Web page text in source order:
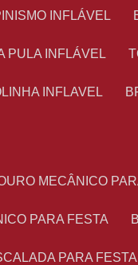
INFLÁVEL
PULA INFLÁVEL
INFLAVEL
MECÂNICO
PARA FESTA
PARA FESTA